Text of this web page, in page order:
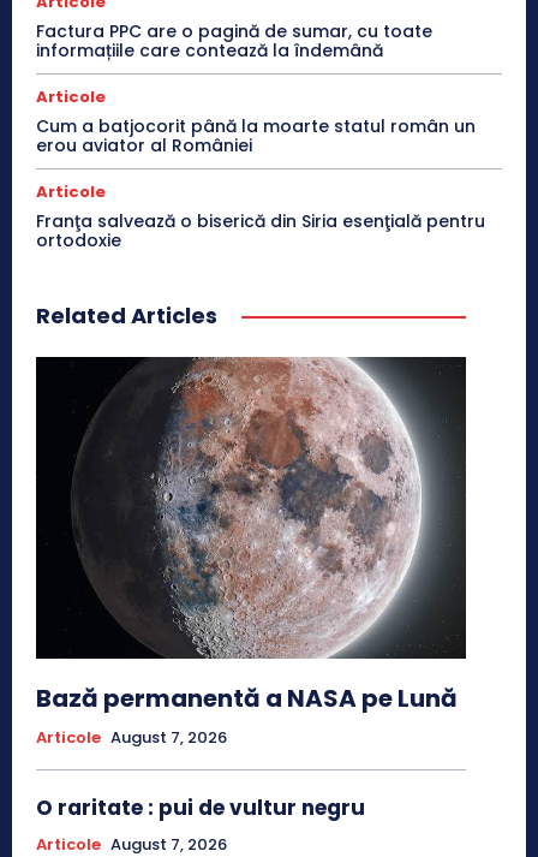
Factura PPC are o pagină de sumar, cu toate
informațiile care contează la îndemână
Articole
Cum a batjocorit până la moarte statul român un
erou aviator al României
Articole
Franţa salvează o biserică din Siria esenţială pentru
ortodoxie
Related Articles
Bază permanentă a NASA pe Lună
Articole August 7, 2026
O raritate : pui de vultur negru
Articole August 7, 2026